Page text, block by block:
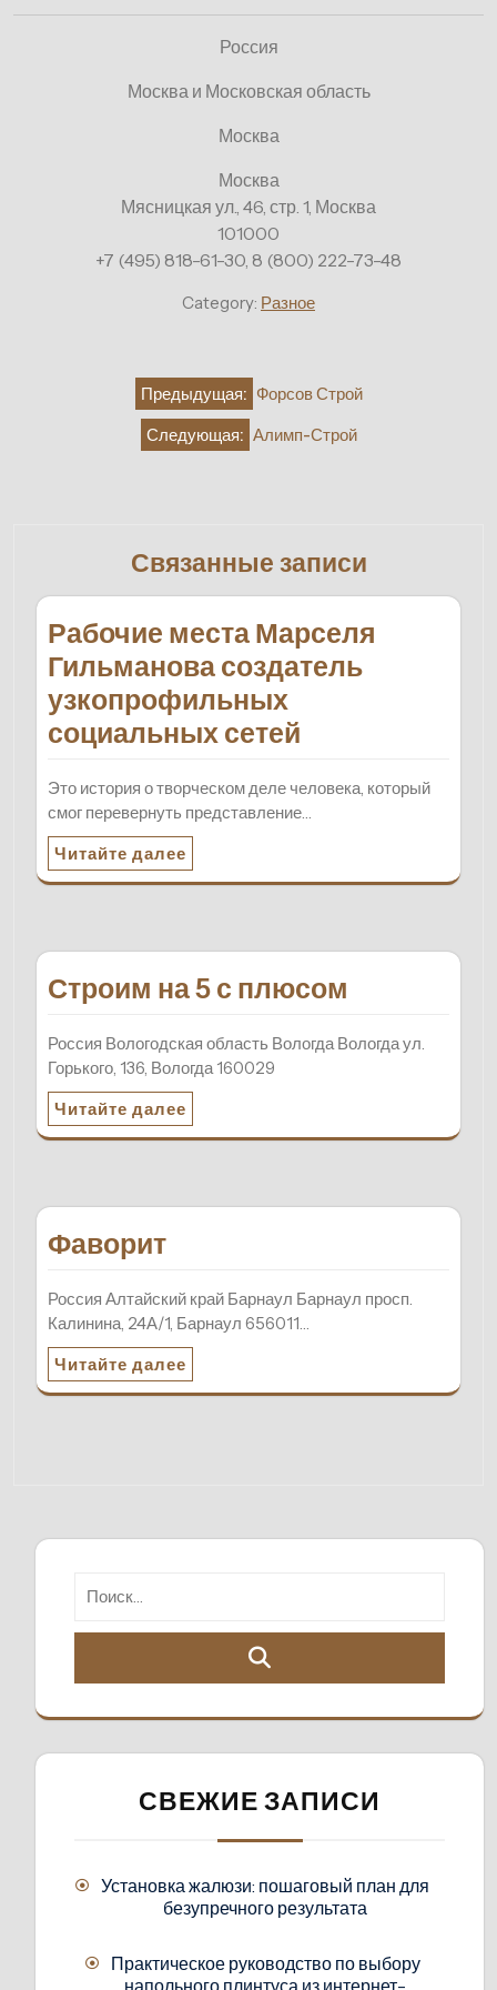
Россия
Москва и Московская область
Москва
Москва
Мясницкая ул., 46, стр. 1, Москва
101000
+7 (495) 818-61-30, 8 (800) 222-73-48
Category: Разное
НавигацияПредыдущая: Форсов Строй
Следующая: Алимп-Строй
Связанные записи
Рабочие места Марселя
Гильманова создатель
узкопрофильных
социальных сетей
Это история о творческом деле человека, который
смог перевернуть представление…
Читайте далее
Строим на 5 с плюсом
Россия Вологодская область Вологда Вологда ул.
Горького, 136, Вологда 160029
Читайте далее
Фаворит
Россия Алтайский край Барнаул Барнаул просп.
Калинина, 24А/1, Барнаул 656011…
Читайте далее
СВЕЖИЕ ЗАПИСИ
Установка жалюзи: пошаговый план для
безупречного результата
Практическое руководство по выбору
напольного плинтуса из интернет-